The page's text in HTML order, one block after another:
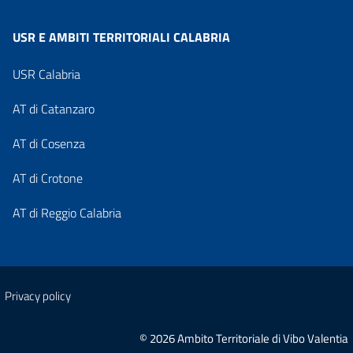
USR E AMBITI TERRITORIALI CALABRIA
USR Calabria
AT di Catanzaro
AT di Cosenza
AT di Crotone
AT di Reggio Calabria
Privacy policy
© 2026 Ambito Territoriale di Vibo Valentia